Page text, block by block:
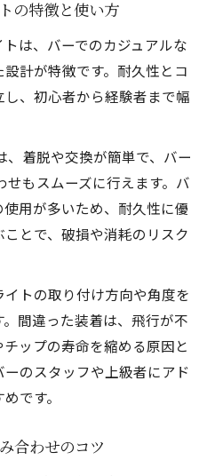
の特徴と使い方
は、バーでのカジュアルな
計が特徴です。耐久性とコ
、初心者から経験者まで幅
、着脱や交換が簡単で、バー
せもスムーズに行えます。バ
用が多いため、耐久性に優
とで、破損や消耗のリスク
トの取り付け方向や角度を
間違った装着は、飛行が不
ップの寿命を縮める原因と
のスタッフや上級者にアド
です。
合わせのコツ